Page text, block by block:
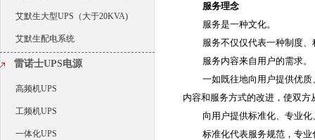
高频机UPS
工频机UPS
一体化UPS
雷诺士UPS电源
服务理念
服务是一种文化。
服务不仅仅代表一种制度
服务内容来自用户的需求。
一如既往地向用户提供优
内容和服务方式的改进，使双方
向用户提供标准化、专业
标准化代表服务规范，专
艾默生大型UPS（大于20KVA)
艾默生配电系统